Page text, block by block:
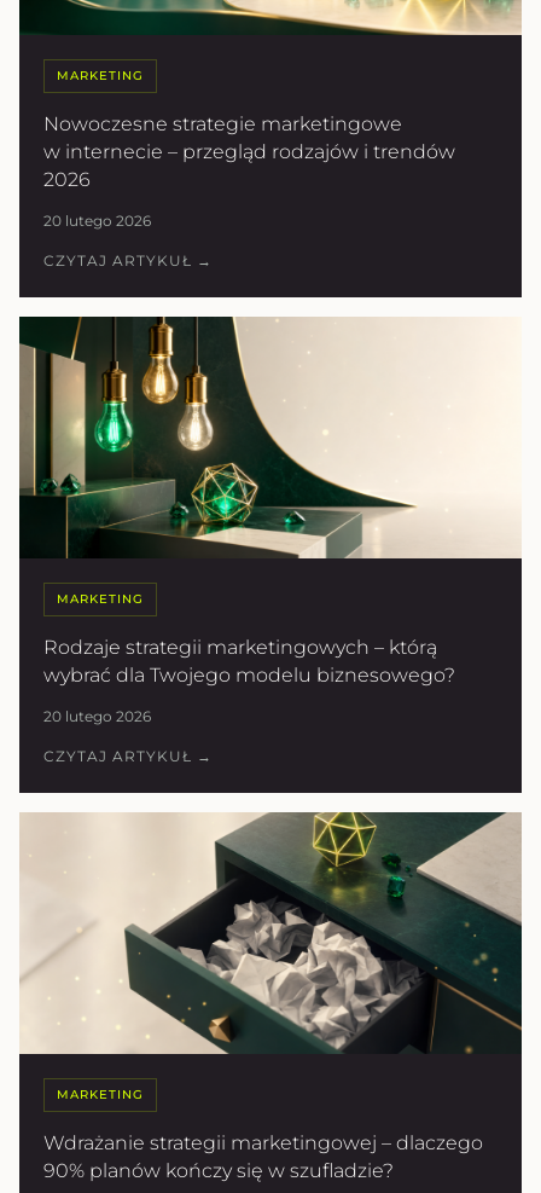
MARKETING
Nowoczesne strategie marketingowe
w internecie – przegląd rodzajów i trendów
2026
20 lutego 2026
CZYTAJ ARTYKUŁ →
MARKETING
Rodzaje strategii marketingowych – którą
wybrać dla Twojego modelu biznesowego?
20 lutego 2026
CZYTAJ ARTYKUŁ →
MARKETING
Wdrażanie strategii marketingowej – dlaczego
90% planów kończy się w szufladzie?